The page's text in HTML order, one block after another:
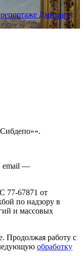
Дмитрия
email —
67871 от
по надзору в
и массовых
Продолжая работу с
обработку